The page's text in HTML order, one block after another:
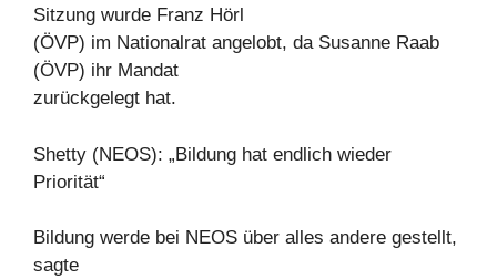
Sitzung wurde Franz Hörl
(ÖVP) im Nationalrat angelobt, da Susanne Raab
(ÖVP) ihr Mandat
zurückgelegt hat.
Shetty (NEOS): „Bildung hat endlich wieder
Priorität“
Bildung werde bei NEOS über alles andere gestellt,
sagte